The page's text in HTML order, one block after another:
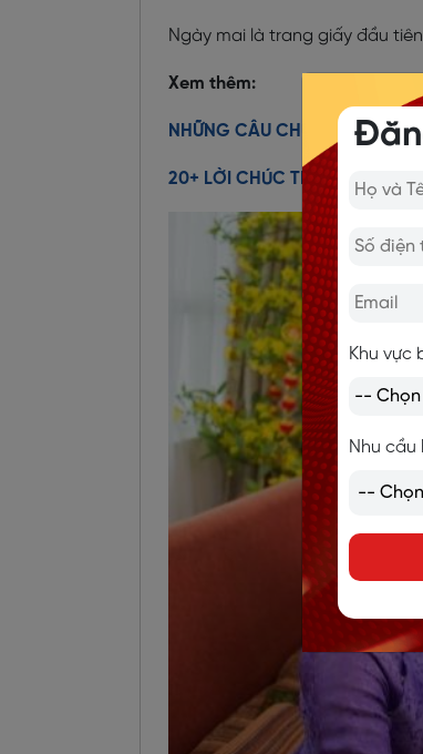
Ngày mai là trang giấy đầu
Xem thêm:
NHỮNG CÂU CHÚC MỪNG
20+ LỜI CHÚC TẾT BẰNG
Khu vực
Nhu